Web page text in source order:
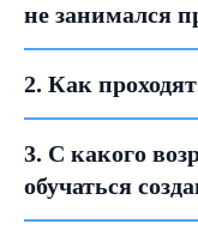
не занимался
2. Как
3. С какого
обучаться